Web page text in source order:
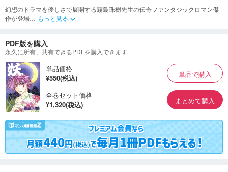
幻想のドラマを優しさで展開する霧島珠樹先生の伝奇ファンタジックロマン傑
作が登場… もっと見る keyboard_arrow_down
PDF版を購入
永久に所有、共有できるPDFを購入できます
単品価格
¥550(税込)
単品で購入
全巻セット価格
¥1,320(税込)
まとめて購入